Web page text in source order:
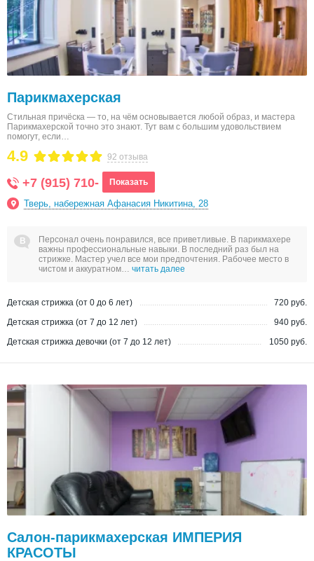
Парикмахерская
Стильная причёска — то, на чём основывается любой образ, и мастера
Парикмахерской точно это знают. Тут вам с большим удовольствием
помогут, если…
92 отзыва
4.9
+7 (915) 710- Показать
Тверь, набережная Афанасия Никитина, 28
Персонал очень понравился, все приветливые. В парикмахере
важны профессиональные навыки. В последний раз был на
стрижке. Мастер учел все мои предпочтения. Рабочее место в
чистом и аккуратном… читать далее
Детская стрижка (от 0 до 6 лет)
720 руб.
Детская стрижка (от 7 до 12 лет)
940 руб.
Детская стрижка девочки (от 7 до 12 лет)
1050 руб.
Салон-парикмахерская ИМПЕРИЯ
КРАСОТЫ